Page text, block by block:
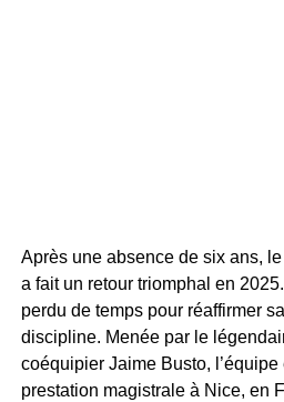
Après une absence de six ans,
a fait un retour triomphal en
perdu de temps pour réaffirmer
discipline. Menée par le
coéquipier Jaime Busto,
prestation magistrale à Nice, en